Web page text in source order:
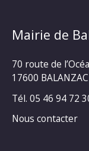
Mairie de
70 route de
17600 BALANZAC
Tél. 05 46 94 72
Nous contacter